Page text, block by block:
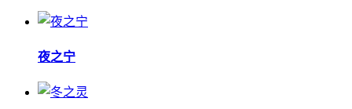
夜之宁